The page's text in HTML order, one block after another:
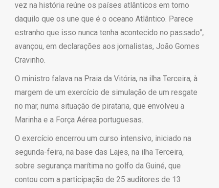
vez na história reúne os países atlânticos em torno
daquilo que os une que é o oceano Atlântico. Parece
estranho que isso nunca tenha acontecido no passado”,
avançou, em declarações aos jornalistas, João Gomes
Cravinho.
O ministro falava na Praia da Vitória, na ilha Terceira, à
margem de um exercício de simulação de um resgate
no mar, numa situação de pirataria, que envolveu a
Marinha e a Força Aérea portuguesas.
O exercício encerrou um curso intensivo, iniciado na
segunda-feira, na base das Lajes, na ilha Terceira,
sobre segurança marítima no golfo da Guiné, que
contou com a participação de 25 auditores de 13